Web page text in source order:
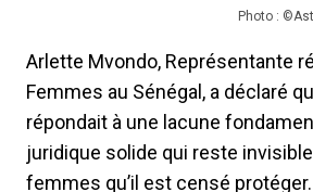
Photo :
Arlette Mvondo, Représentante
Femmes au Sénégal, a déclaré
répondait à une lacune
juridique solide qui reste
femmes qu’il est censé protéger.